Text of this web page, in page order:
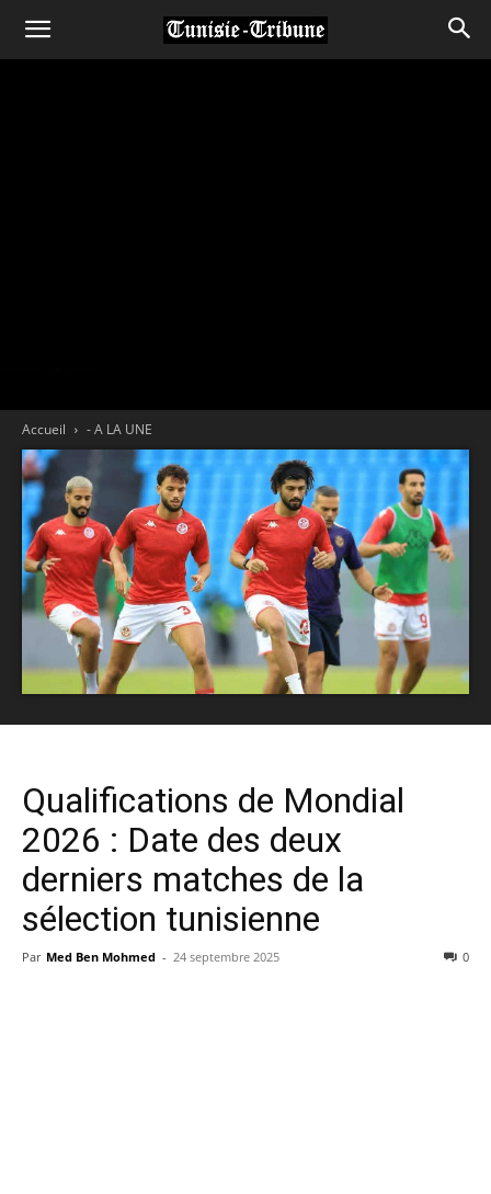
Accueil - A LA UNE
Qualifications de Mondial
2026 : Date des deux
derniers matches de la
sélection tunisienne
Par Med Ben Mohmed - 24 septembre 2025 0